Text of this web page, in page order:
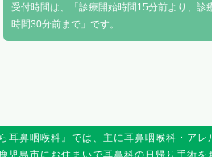
受付時間は、「診療開始時間15分前より、診
時間30分前まで」です。
耳鼻咽喉科』では、主に耳鼻咽喉科・アレ
島市にお住まいで耳鼻科の日帰り手術